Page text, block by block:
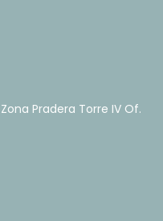
Pradera Torre IV Of.